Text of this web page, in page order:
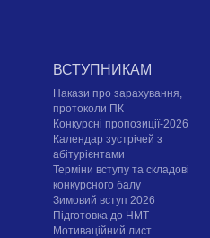
ВСТУПНИКАМ
Накази про зарахування,
протоколи ПК
Конкурсні пропозиції-2026
Календар зустрічей з
абітурієнтами
Терміни вступу та складові
конкурсного балу
Зимовий вступ 2026
Підготовка до НМТ
Мотиваційний лист